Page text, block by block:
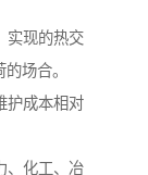
实现的热交
场合。
护成本相对
、化工、冶